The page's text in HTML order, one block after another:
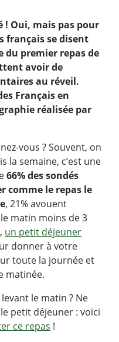
! Oui, mais pas pour
français se disent
du premier repas de
avoir de
au réveil.
Français en
réalisée par
vous ? Souvent, on
la semaine, c’est une
66% des sondés
comme le repas le
, 21% avouent
matin moins de 3
un petit déjeuner
donner à votre
toute la journée et
matinée.
le matin ? Ne
petit déjeuner : voici
ce repas !